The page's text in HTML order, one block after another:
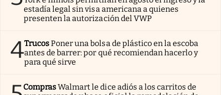
estadía legal sin visa americana a quienes
presenten la autorización del VWP
4TrucosPoner una bolsa de plástico en la escoba
antes de barrer: por qué recomiendan hacerlo y
para qué sirve
ComprasWalmart le dice adiós a los carritos de